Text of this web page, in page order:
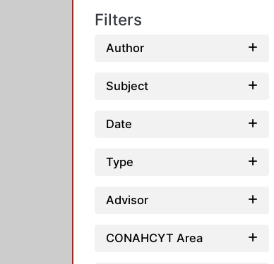
Filters
Author
Subject
Date
Type
Advisor
CONAHCYT Area